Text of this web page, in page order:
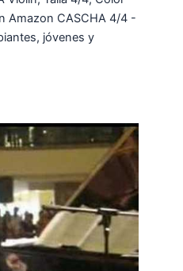
Amazon CASCHA 4/4 -
jóvenes y